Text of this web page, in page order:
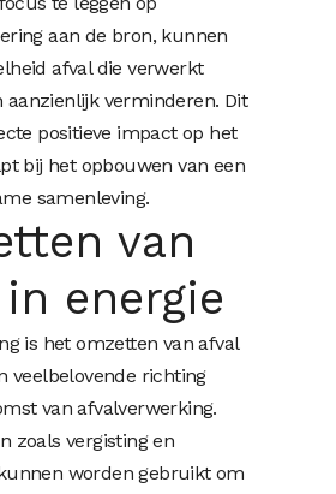
aan de bron, kunnen
afval die verwerkt
aanzienlijk verminderen. Dit
positieve impact op het
bij het opbouwen van een
samenleving.
van
energie
is het omzetten van afval
veelbelovende richting
van afvalverwerking.
zoals vergisting en
worden gebruikt om